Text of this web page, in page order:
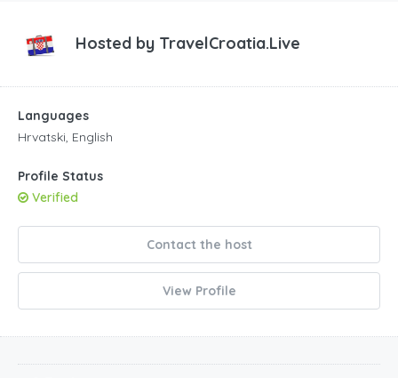
Hosted by TravelCroatia.Live
Languages
Hrvatski, English
Profile Status
Verified
Contact the host
View Profile